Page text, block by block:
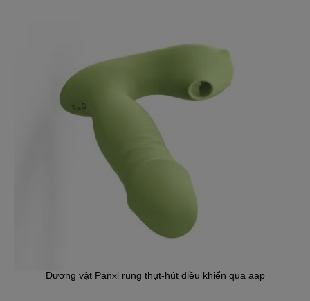
Dương vật Panxi rung thụt-hút điều khiển qua aap